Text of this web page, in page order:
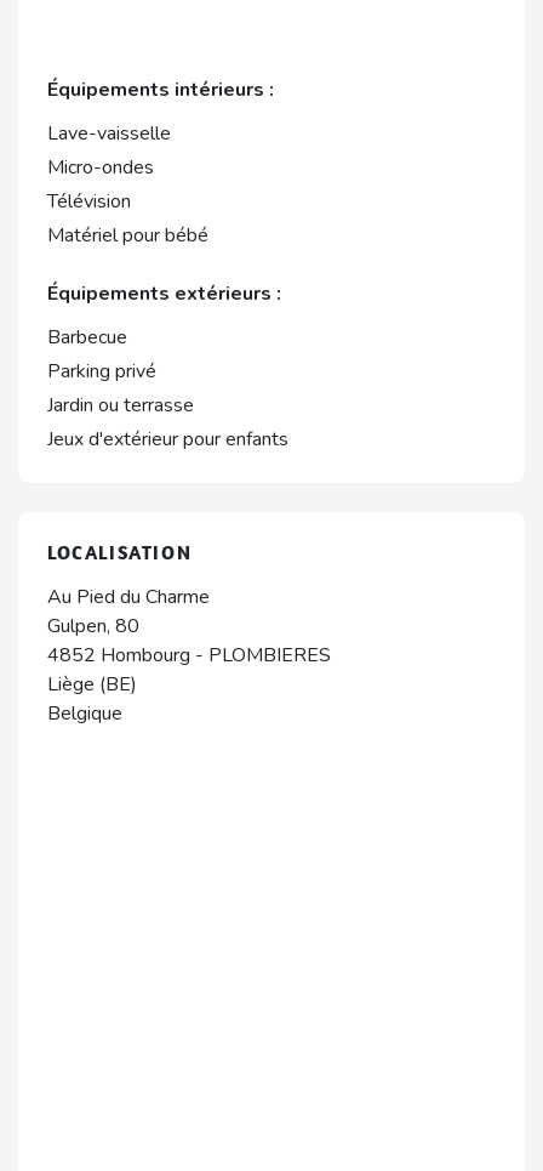
Équipements intérieurs :
Lave-vaisselle
Micro-ondes
Télévision
Matériel pour bébé
Équipements extérieurs :
Barbecue
Parking privé
Jardin ou terrasse
Jeux d'extérieur pour enfants
LOCALISATION
Au Pied du Charme
Gulpen, 80
4852 Hombourg - PLOMBIERES
Liège (BE)
Belgique